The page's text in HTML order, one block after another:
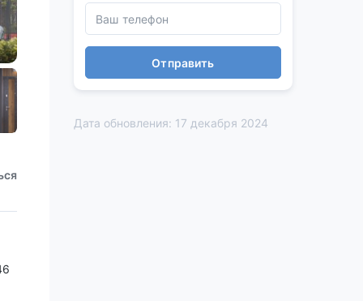
Отправить
Дата обновления: 17 декабря 2024